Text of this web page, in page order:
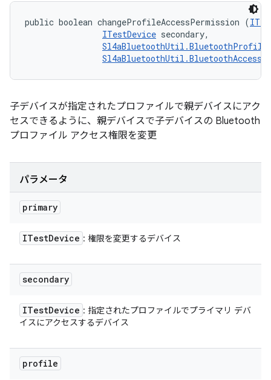
public boolean changeProfileAccessPermission (
ITestDevice secondary,
Sl4aBluetoothUtil.BluetoothProfile
子デバイスが指定されたプロファイルで親デバイスにアク
セスできるように、親デバイスで子デバイスの Bluetooth
プロファイル アクセス権限を変更
パラメータ
primary
ITestDevice : 権限を変更するデバイス
secondary
ITestDevice : 指定されたプロファイルでプライマリ デバ
イスにアクセスするデバイス
profile